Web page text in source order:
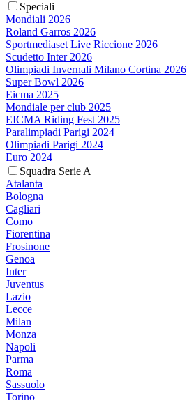
Speciali
Mondiali 2026
Roland Garros 2026
Sportmediaset Live Riccione 2026
Scudetto Inter 2026
Olimpiadi Invernali Milano Cortina 2026
Super Bowl 2026
Eicma 2025
Mondiale per club 2025
EICMA Riding Fest 2025
Paralimpiadi Parigi 2024
Olimpiadi Parigi 2024
Euro 2024
Squadra Serie A
Atalanta
Bologna
Cagliari
Como
Fiorentina
Frosinone
Genoa
Inter
Juventus
Lazio
Lecce
Milan
Monza
Napoli
Parma
Roma
Sassuolo
Torino